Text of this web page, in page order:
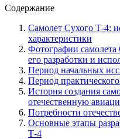
Содержание
Самолет Сухого Т-4:
характеристики
Фотографии
его разработки и
Период начальных
Период
История создания
отечественную
Потребности
Основные этапы
Т-4